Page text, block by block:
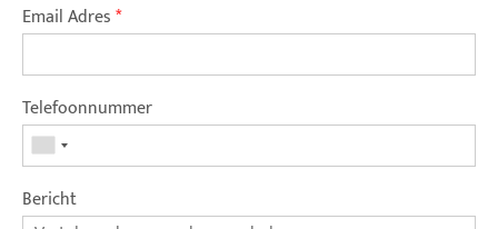
Email Adres*
Telefoonnummer
Bericht